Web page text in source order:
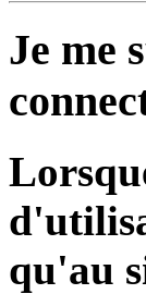
Je me
qu'au